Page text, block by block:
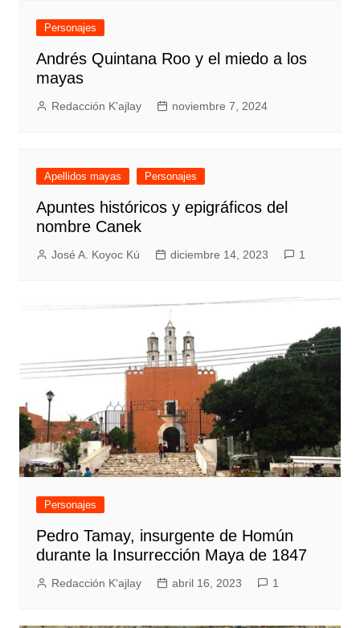
Personajes
Andrés Quintana Roo y el miedo a los
mayas
Redacción K'ajlay noviembre 7, 2024
Apellidos mayas Personajes
Apuntes históricos y epigráficos del
nombre Canek
José A. Koyoc Kú diciembre 14, 2023 1
Personajes
Pedro Tamay, insurgente de Homún
durante la Insurrección Maya de 1847
Redacción K'ajlay abril 16, 2023 1